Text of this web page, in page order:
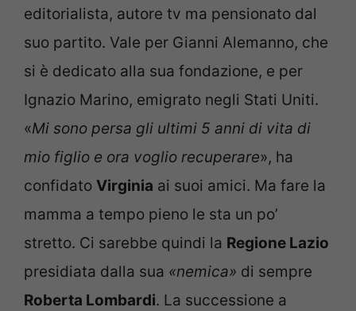
editorialista, autore tv ma pensionato dal
suo partito. Vale per Gianni Alemanno, che
si è dedicato alla sua fondazione, e per
Ignazio Marino, emigrato negli Stati Uniti.
«Mi sono persa gli ultimi 5 anni di vita di
mio figlio e ora voglio recuperare», ha
confidato Virginia ai suoi amici. Ma fare la
mamma a tempo pieno le sta un po’
stretto. Ci sarebbe quindi la Regione Lazio
presidiata dalla sua «nemica» di sempre
Roberta Lombardi. La successione a